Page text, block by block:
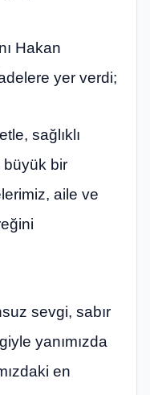
Hakan
yer verdi;
sağlıklı
büyük bir
aile ve
sevgi, sabır
yanımızda
en